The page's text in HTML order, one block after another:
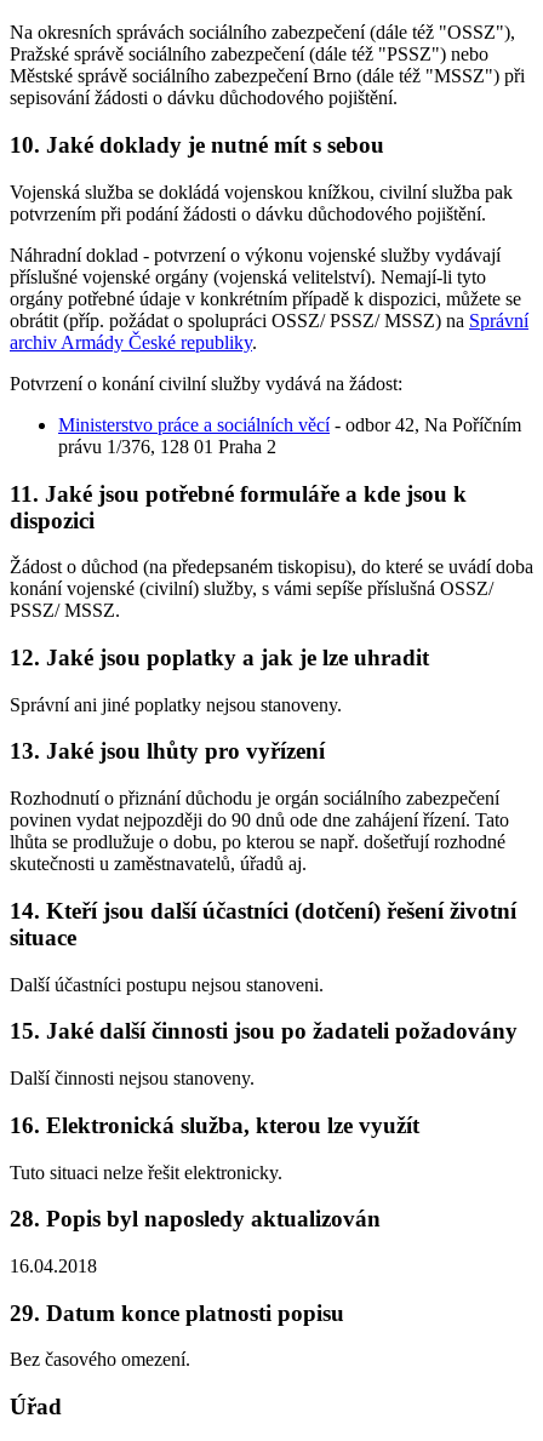
Na okresních správách sociálního zabezpečení (dále též "OSSZ"),
Pražské správě sociálního zabezpečení (dále též "PSSZ") nebo
Městské správě sociálního zabezpečení Brno (dále též "MSSZ") při
sepisování žádosti o dávku důchodového pojištění.
10. Jaké doklady je nutné mít s sebou
Vojenská služba se dokládá vojenskou knížkou, civilní služba pak
potvrzením při podání žádosti o dávku důchodového pojištění.
Náhradní doklad - potvrzení o výkonu vojenské služby vydávají
příslušné vojenské orgány (vojenská velitelství). Nemají-li tyto
orgány potřebné údaje v konkrétním případě k dispozici, můžete se
obrátit (příp. požádat o spolupráci OSSZ/ PSSZ/ MSSZ) na Správní
archiv Armády České republiky.
Potvrzení o konání civilní služby vydává na žádost:
Ministerstvo práce a sociálních věcí- odbor 42, Na Poříčním
právu 1/376, 128 01 Praha 2
11. Jaké jsou potřebné formuláře a kde jsou k
dispozici
Žádost o důchod (na předepsaném tiskopisu), do které se uvádí doba
konání vojenské (civilní) služby, s vámi sepíše příslušná OSSZ/
PSSZ/ MSSZ.
12. Jaké jsou poplatky a jak je lze uhradit
Správní ani jiné poplatky nejsou stanoveny.
13. Jaké jsou lhůty pro vyřízení
Rozhodnutí o přiznání důchodu je orgán sociálního zabezpečení
povinen vydat nejpozději do 90 dnů ode dne zahájení řízení. Tato
lhůta se prodlužuje o dobu, po kterou se např. došetřují rozhodné
skutečnosti u zaměstnavatelů, úřadů aj.
14. Kteří jsou další účastníci (dotčení) řešení životní
situace
Další účastníci postupu nejsou stanoveni.
15. Jaké další činnosti jsou po žadateli požadovány
Další činnosti nejsou stanoveny.
16. Elektronická služba, kterou lze využít
Tuto situaci nelze řešit elektronicky.
28. Popis byl naposledy aktualizován
16.04.2018
29. Datum konce platnosti popisu
Bez časového omezení.
Úřad